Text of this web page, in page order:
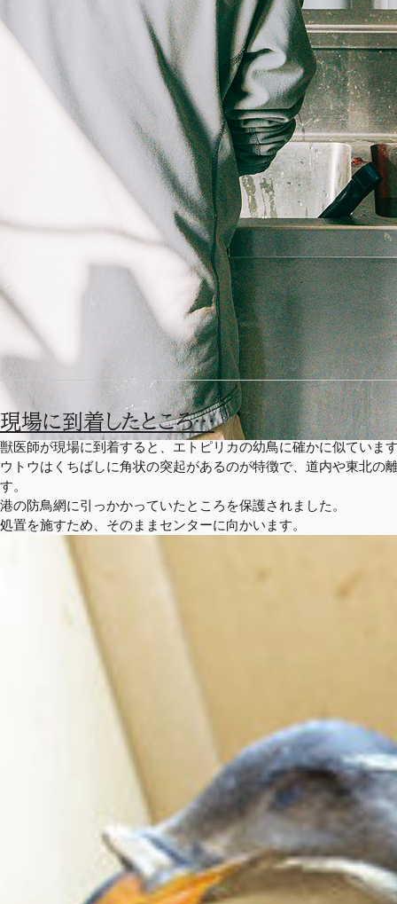
現場に到着したところ…
獣医師が現場に到着すると、エトピリカの幼鳥に確かに似てい
ウトウはくちばしに角状の突起があるのが特徴で、道内や東北
す。
港の防鳥網に引っかかっていたところを保護されました。
処置を施すため、そのままセンターに向かいます。